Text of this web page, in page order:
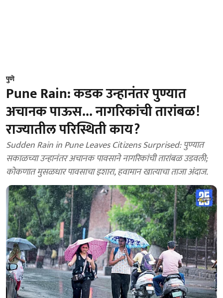
पुणे
Pune Rain: कडक उन्हानंतर पुण्यात
अचानक पाऊस... नागरिकांची तारांबळ!
राज्यातील परिस्थिती काय?
Sudden Rain in Pune Leaves Citizens Surprised: पुण्यात
सकाळच्या उन्हानंतर अचानक पावसाने नागरिकांची तारांबळ उडवली;
कोकणात मुसळधार पावसाचा इशारा, हवामान खात्याचा ताजा अंदाज.